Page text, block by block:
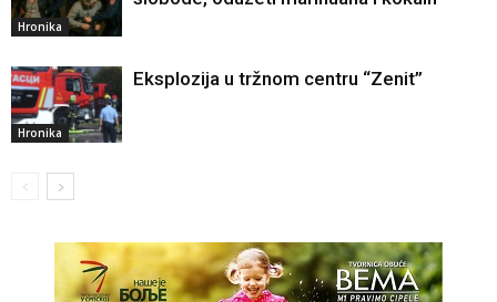
Hronika
Hronika
Eksplozija u tržnom centru “Zenit”